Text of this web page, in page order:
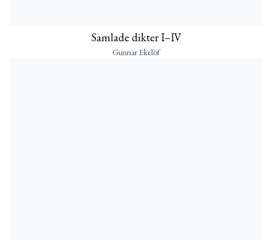
Samlade dikter I–IV
Gunnar Ekelöf